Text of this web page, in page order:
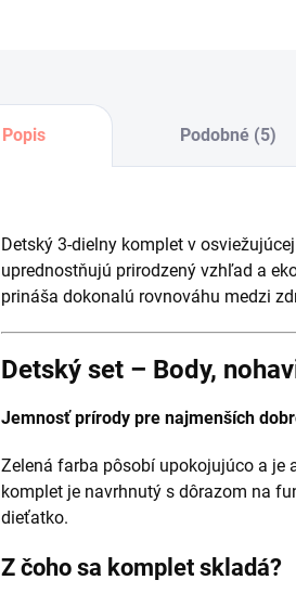
Popis Podobné (5)
Detský 3-dielny komplet v
uprednostňujú prirodzený vzhľad a
prináša dokonalú rovnováhu medzi
Detský set – Body,
Jemnosť prírody pre najmenších
Zelená farba pôsobí upokojujúco a je
komplet je navrhnutý s dôrazom na
dieťatko.
Z čoho sa komplet skladá?